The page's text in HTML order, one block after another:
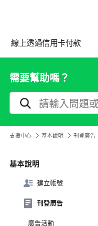
線上透過信用卡付款
需要幫助嗎？
支援中心 基本說明 刊登廣告
基本說明
建立帳號
刊登廣告
廣告活動